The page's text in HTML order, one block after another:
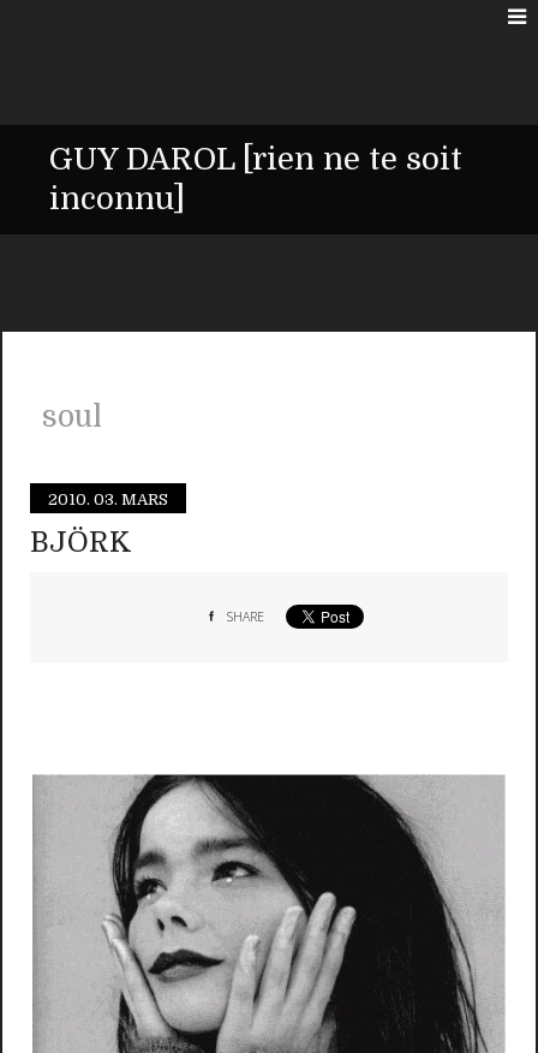
GUY DAROL [rien ne te soit
inconnu]
soul
2010. 03. MARS
BJÖRK
SHARE